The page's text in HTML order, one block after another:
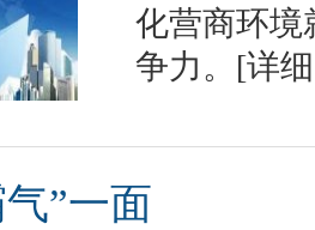
化营商环境
争力。 [详
”一面